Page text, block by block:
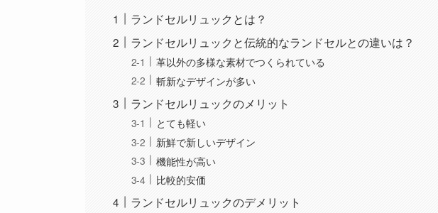
ランドセルリュックとは？
ランドセルリュックと伝統的なランドセルとの違いは？
革以外の多様な素材でつくられている
斬新なデザインが多い
ランドセルリュックのメリット
とても軽い
新鮮で新しいデザイン
機能性が高い
比較的安価
ランドセルリュックのデメリット